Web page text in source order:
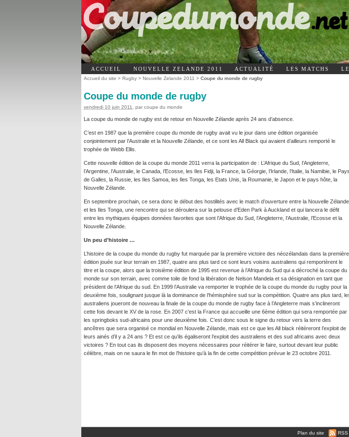
ACCUEIL NOUVELLE ZELANDE 2011 ACTUALITÉ LES MATCHS
Accueil du site > Rugby > Nouvelle Zelande 2011 > Coupe du monde de rugby
Coupe du monde de rugby
vendredi 10 juin 2011 , par coupe du monde
La coupe du monde de rugby est de retour en Nouvelle Zélande après 24 ans d’absence.
C’est en 1987 que la première coupe du monde de rugby avait vu le jour dans une édition organisée
conjointement par l’Australie et la Nouvelle Zélande, et ce sont les All Black qui avaient d’ailleurs remporté le
trophée de Webb Ellis.
Cette nouvelle édition de la coupe du monde 2011 verra la participation de : L’Afrique du Sud, l’Angleterre,
l’Argentine, l’Australie, le Canada, l’Ecosse, les Iles Fidji, la France, la Géorgie, l’Irlande, l’Italie, la Namibie, le Pays
de Galles, la Russie, les Iles Samoa, les Iles Tonga, les Etats Unis, la Roumanie, le Japon et le pays hôte, la
Nouvelle Zélande.
En septembre prochain, ce sera donc le début des hostilités avec le match d’ouverture entre la Nouvelle Zélande
et les Iles Tonga, une rencontre qui se déroulera sur la pelouse d’Eden Park à Auckland et qui lancera le défit
entre les mythiques équipes données favorites que sont l’Afrique du Sud, l’Angleterre, l’Australie, l’Ecosse et la
Nouvelle Zélande.
Un peu d’histoire …
L’histoire de la coupe du monde du rugby fut marquée par la première victoire des néozélandais dans la première
édition jouée sur leur terrain en 1987, quatre ans plus tard ce sont leurs voisins australiens qui remportèrent le
titre et la coupe, alors que la troisième édition de 1995 est revenue à l’Afrique du Sud qui a décroché la coupe du
monde sur son terrain, avec comme toile de fond la libération de Nelson Mandela et sa désignation en tant que
président de l’Afrique du sud. En 1999 l’Australie va remporter le trophée de la coupe du monde du rugby pour la
deuxième fois, soulignant jusque là la dominance de l’hémisphère sud sur la compétition. Quatre ans plus tard,
australiens joueront de nouveau la finale de la coupe du monde de rugby face à l’Angleterre mais s’inclineront
cette fois devant le XV de la rose. En 2007 c’est la France qui accueille une 6ème édition qui sera remportée par
les springboks sud-africains pour une deuxième fois. C’est donc sous le signe du retour vers la terre des
ancêtres que sera organisé ce mondial en Nouvelle Zélande, mais est ce que les All black réitéreront l’exploit de
leurs ainés d’il y a 24 ans ? Et est ce qu’ils égaliseront l’exploit des australiens et des sud africains avec deux
victoires ? En tout cas ils disposent des moyens nécessaires pour réitérer le faire, surtout devant leur public
célèbre, mais on ne saura le fin mot de l’histoire qu’à la fin de cette compétition prévue le 23 octobre 2011.
Plan du site